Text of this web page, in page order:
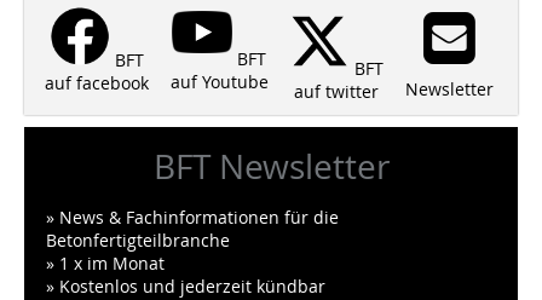
BFT
auf facebook
BFT
auf Youtube
BFT
auf twitter
Newsletter
BFT Newsletter
» News & Fachinformationen für die
Betonfertigteilbranche
» 1 x im Monat
» Kostenlos und jederzeit kündbar